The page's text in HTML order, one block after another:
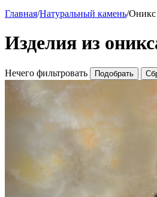
Главная/Натуральный камень/Оникс
Изделия из
Нечего фильтровать Подобрать